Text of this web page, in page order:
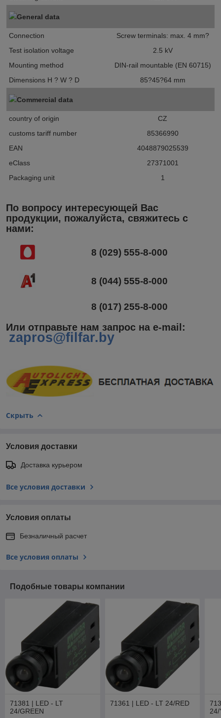
General data
Connection
Screw terminals: max. 4 mm?
Test isolation voltage
2.5 kV
Mounting method
DIN-rail mountable (EN 60715)
Dimensions H ? W ? D
85?45?64 mm
Commercial data
country of origin
CZ
customs tariff number
85366990
EAN
4048879025539
eClass
27371001
Packaging unit
1
По вопросу интересующей Вас
продукции, пожалуйста, свяжитесь с
нами:
8 (029) 555-8-000
8 (044) 555-8-000
8 (017) 255-8-000
Или отправьте нам запрос на e-mail :
zapros@filfar.by
Скрыть
Условия доставки
Доставка курьером
Все условия доставки
Условия оплаты
Безналичный расчет
Все условия оплаты
Подобные товары компании
71381 | LED - LT
24/GREEN
71361 | LED - LT 24/RED